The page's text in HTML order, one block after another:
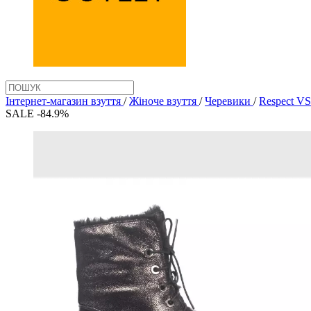
Інтернет-магазин взуття / Жіноче взуття / Черевики / Respect
SALE -84.9%